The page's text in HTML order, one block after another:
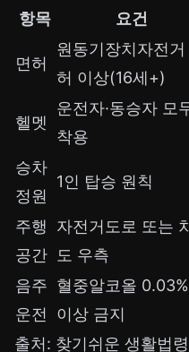
항목
요건
면허
원동기장치자전거
허 이상(16세+)
헬멧
운전자·동승자 모
착용
승차
정원
1인 탑승 원칙
주행
공간
자전거도로 또는
도 우측
음주
운전
혈중알코올 0.03%
이상 금지
출처: 찾기쉬운 생활법